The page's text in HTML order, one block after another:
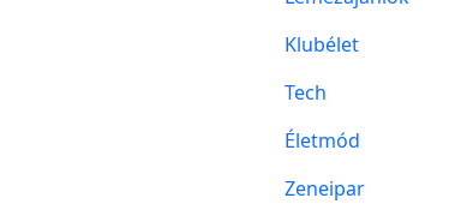
Klubélet
Tech
Életmód
Zeneipar